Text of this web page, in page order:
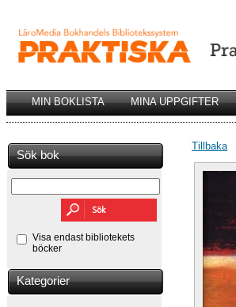
MIN BOKLISTA MINA UPPGIFTER
Sök bok
Visa endast bibliotekets
böcker
Kategorier
Tillbaka